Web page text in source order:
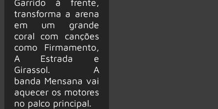
transforma a arena
em um grande
coral com canções
como Firmamento,
A Estrada e
Girassol. A
banda Mensana vai
aquecer os motores
no palco principal.